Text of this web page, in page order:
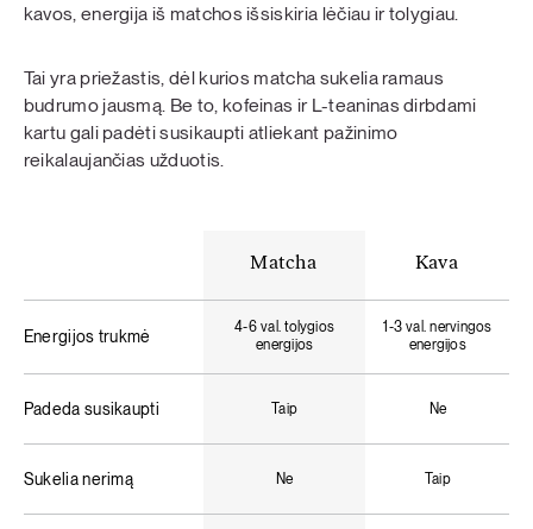
kavos, energija iš matchos išsiskiria lėčiau ir tolygiau.
Tai yra priežastis, dėl kurios matcha sukelia ramaus
budrumo jausmą. Be to, kofeinas ir L-teaninas dirbdami
kartu gali padėti susikaupti atliekant pažinimo
reikalaujančias užduotis.
Matcha Kava
Energijos trukmė
4-6 val. tolygios
energijos
1-3 val. nervingos
energijos
Padeda susikaupti Taip Ne
Sukelia nerimą Ne Taip